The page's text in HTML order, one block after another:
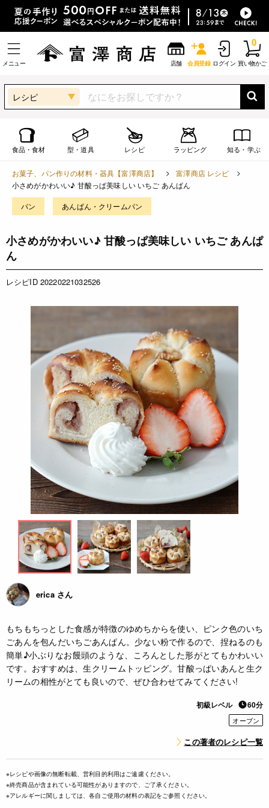
メニュー 店舗 会員登録 ログイン 買い物かご
0
レシピ
食品・食材 型・道具 レシピ ラッピング 知る・学ぶ
お菓子、パン作りの材料・器具【富澤商店】
富澤商店 レシピ
小さめがかわいい♪ 甘酸っぱ美味しい いちご あんぱん
パン あんぱん・クリームパン
小さめがかわいい♪ 甘酸っぱ美味しい いちご あんぱ
ん
レシピID 20220221032526
erica さん
もちもちっとした食感が特徴のゆめちからを使い、ピンク色のいち
ごあんを包んだいちごあんぱん。少ない粉で作るので、捏ねるのも
簡単♪小ぶりなお饅頭のような、ころんとした形がとてもかわいい
です。おすすめは、生クリームトッピング。甘酸っぱいあんと生ク
リームの相性がとても良いので、ぜひ合わせてみてください!
初級レベル 60分
オーブン
この著者のレシピ一覧
※レシピや画像の無断転載、営利目的利用はご遠慮ください。
※終売商品が含まれている可能性がありますので、ご了承ください。
※アレルギーに関しましては、各自ご使用の材料の表記をご参照ください。